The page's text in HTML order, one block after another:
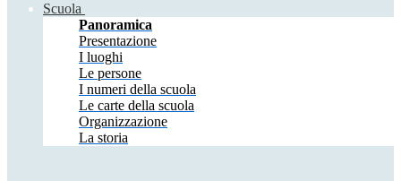
Scuola
Panoramica
Presentazione
I luoghi
Le persone
I numeri della scuola
Le carte della scuola
Organizzazione
La storia